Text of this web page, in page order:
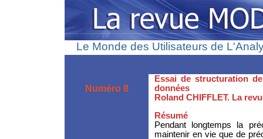
Le Monde des Utilisateurs de
Numéro 8
Essai de structuration
données
Roland CHIFFLET. La
Résumé
Pendant longtemps la
maintenir en vie que de